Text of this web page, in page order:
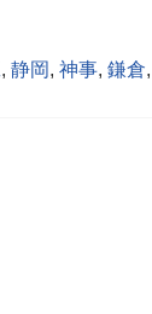
, 静岡, 神事, 鎌倉,